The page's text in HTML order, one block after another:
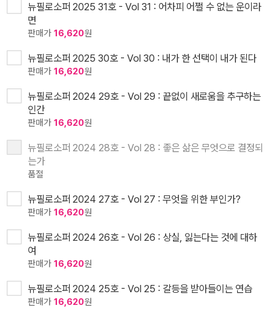
뉴필로소퍼 2025 31호 - Vol 31 : 어차피 어쩔 수 없는 운이라
면
판매가 16,620원
뉴필로소퍼 2025 30호 - Vol 30 : 내가 한 선택이 내가 된다
판매가 16,620원
뉴필로소퍼 2024 29호 - Vol 29 : 끝없이 새로움을 추구하는
인간
판매가 16,620원
뉴필로소퍼 2024 28호 - Vol 28 : 좋은 삶은 무엇으로 결정되
는가
품절
뉴필로소퍼 2024 27호 - Vol 27 : 무엇을 위한 부인가?
판매가 16,620원
뉴필로소퍼 2024 26호 - Vol 26 : 상실, 잃는다는 것에 대하
여
판매가 16,620원
뉴필로소퍼 2024 25호 - Vol 25 : 갈등을 받아들이는 연습
판매가 16,620원